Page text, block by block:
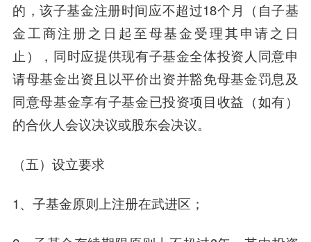
的，该子基金注册时间应不超过18个月（自子基
金工商注册之日起至母基金受理其申请之日
止），同时应提供现有子基金全体投资人同意申
请母基金出资且以平价出资并豁免母基金罚息及
同意母基金享有子基金已投资项目收益（如有）
的合伙人会议决议或股东会决议。
（五）设立要求
1、子基金原则上注册在武进区；